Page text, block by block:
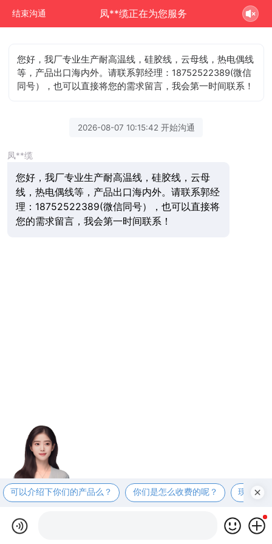
结束沟通 凤**缆正在为您服务
您好，我厂专业生产耐高温线，硅胶线，云母线，热电偶线
等，产品出口海内外。请联系郭经理：18752522389(微信
同号），也可以直接将您的需求留言，我会第一时间联系！
2026-08-07 10:15:42 开始沟通
凤**缆
您好，我厂专业生产耐高温线，硅胶线，云母
线，热电偶线等，产品出口海内外。请联系郭经
理：18752522389(微信同号），也可以直接将
您的需求留言，我会第一时间联系！
可以介绍下你们的产品么？ 你们是怎么收费的呢？ 现在有